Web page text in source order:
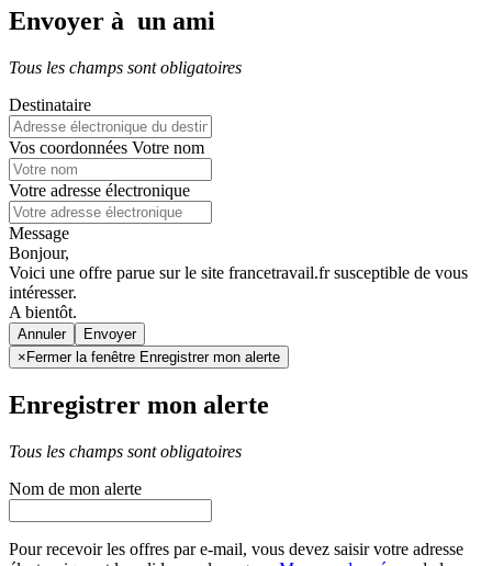
Envoyer à un ami
Tous les champs sont obligatoires
Destinataire
Vos coordonnées Votre nom
Votre adresse électronique
Message
Bonjour,
Voici une offre parue sur le site francetravail.fr susceptible de vous
intéresser.
A bientôt.
Annuler
× Fermer la fenêtre Enregistrer mon alerte
Enregistrer mon alerte
Tous les champs sont obligatoires
Nom de mon alerte
Pour recevoir les offres par e-mail, vous devez saisir votre adresse